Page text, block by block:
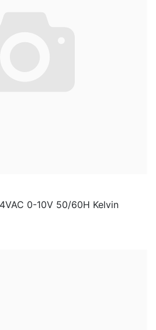
0-10V 50/60H Kelvin